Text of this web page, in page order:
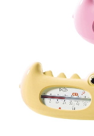
Masini batut stalpi
Casute gradina si
Mobilier gradina
Corturi, Prelate si
umbrire